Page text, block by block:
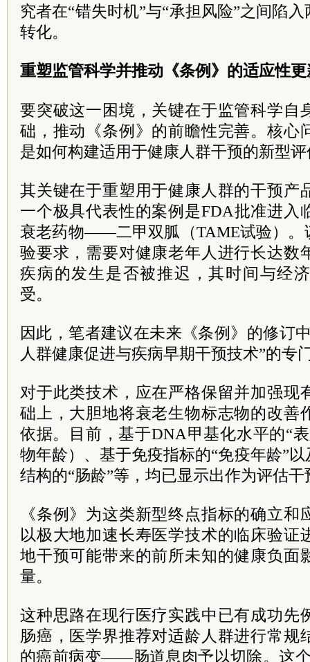
究者在“错失时机”与“承担风险”之间陷
转化。
重塑监管科学并推动《条例》的适应性更
要突破这一困境，关键在于监管科学自
础，推动《条例》的前瞻性完善。核心
是如何构建适用于健康人群干预的新型
其关键在于重塑用于健康人群的干预产
一个极具代表性的案例是FDA批准进入
衰老药物——二甲双胍（TAME试验）。
验要求，需要对健康老年人进行长达数
疾病的发生是否被推迟，其时间与经
受。
因此，笔者建议在未来《条例》的修订
人群健康促进与疾病早期干预技术”的专
对于此类技术，应在严格保留并加强现
础上，大胆地将衰老生物标志物的改善
依据。目前，基于DNA甲基化水平的“
物年龄）、基于免疫指标的“免疫年龄”
结构的“肠龄”等，均已显示出作为评估
《条例》为这类新型终点指标的确立
以极大地加速长寿医学技术的临床验证
地干预可能带来的前所未知的健康负面
量。
这种思路在现行医疗实践中已有成功先
肠癌，医学界推荐对适龄人群进行常规
的癌前病变——肠道息肉予以切除。这